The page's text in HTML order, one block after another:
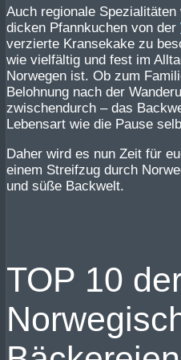
Auch regionale
dicken Pfannkuchen von der
verzierte Kransekake zu
wie vielfältig und fest im
Norwegen ist. Ob zum
Belohnung nach der
zwischendurch – das
Lebensart wie die Pause
Daher wird es nun Zeit für
einem Streifzug durch
und süße Backwelt.
TOP 10